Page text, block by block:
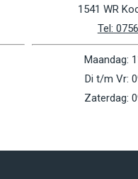
1541 WR
Tel:
Maandag:
Di t/m Vr:
Zaterdag: